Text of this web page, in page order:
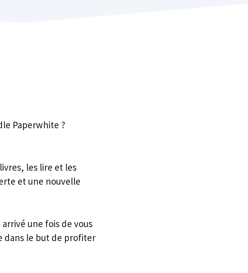
Paperwhite ?
les lire et les
et une nouvelle
une fois de vous
dans le but de profiter